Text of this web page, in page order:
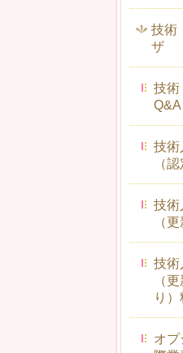
技術
ザ
技術
Q&A
技術
（
技術
（
技術
（
り
オプ